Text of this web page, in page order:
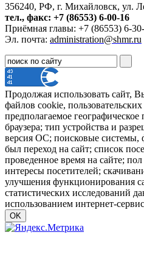
356240, РФ, г. Михайловск, ул.
тел., факс: +7 (86553) 6-00-16
Приёмная главы: +7 (86553) 6-
Эл. почта: administration@shmr.ru
Продолжая использовать сайт,
файлов cookie,
предполагаемое
браузера; тип устройства и
версия ОС; поисковые системы,
был переход на сайт; список
проведенное время на сайте; пол
интересы посетителей;
улучшения функционирования
статистических исследований
использованием интернет-
OK